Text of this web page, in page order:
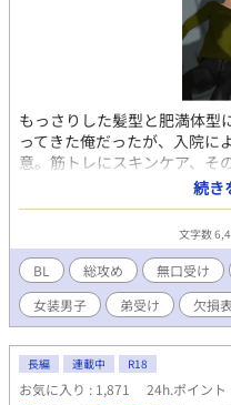
もっさりした髪型と肥満体型
ってきた俺だったが、入院に
意。筋トレにスキンケア、そ
ルックスとそこそこの自尊心
だ乙ゲーやＢＬゲーを参考に
の可愛い男子達を次々と攻
弁のヤンキー、ビッチ系の女
え上手の現役アイドル、筋肉
いの弟、弱りきった元いじ
の副会長、盲目の芸術家とそ
散臭い糸目な美少年、寂しが
親、やる気のないひねくれ
には第一印象をひっくり返
※『』は電話やメッセージア
続き
文字数
BL 総攻め 無口受け
女装男子
弟受け 欠損
長編 連載中 R18
お気に入り : 1,871 24h.ポイント